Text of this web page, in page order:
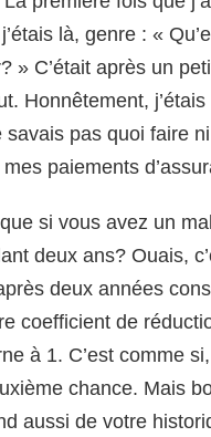
là, genre : «
» C’était après un
Honnêtement, j’étais
savais pas quoi faire
paiements
si vous avez un
deux ans? Ouais,
deux années
coefficient de
à 1. C’est comme
chance. Mais
aussi de votre